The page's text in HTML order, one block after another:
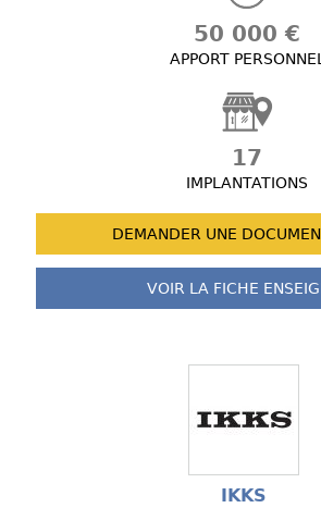
50 000 €
APPORT PERSONNEL
17
IMPLANTATIONS
DEMANDER UNE
VOIR LA FICHE
IKKS